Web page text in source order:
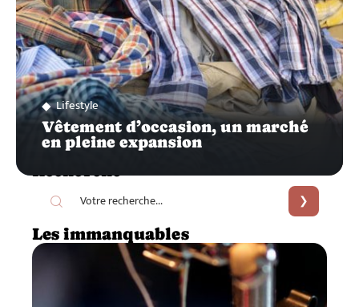
Lifestyle
Vêtement d’occasion, un marché
en pleine expansion
Recherche
Les immanquables